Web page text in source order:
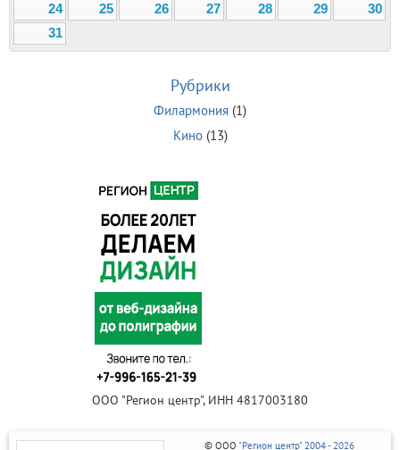
24
25 26 27 28 29
30
31
Рубрики
Филармония (1)
Кино(13)
ООО "Регион центр", ИНН 4817003180
© ООО "Регион центр" 2004 - 2026